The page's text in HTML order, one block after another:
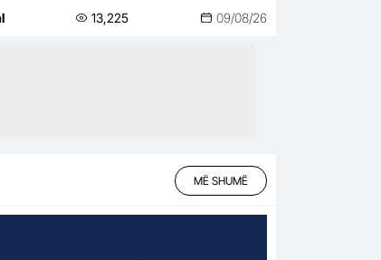
parë situatë kaq të
13,225 09/08/26
MË SHUMË